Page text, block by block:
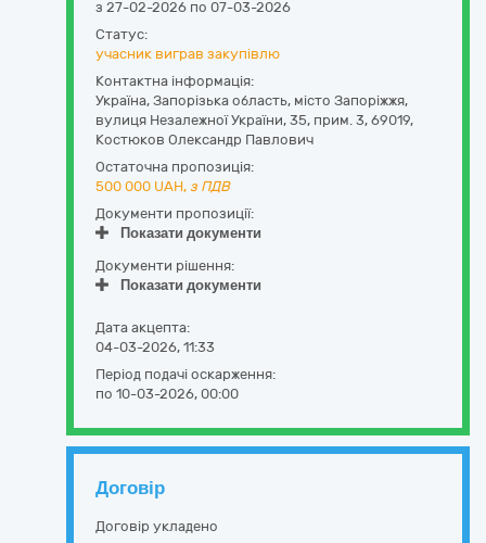
з 27-02-2026 по 07-03-2026
Статус:
учасник виграв закупівлю
Контактна інформація:
Україна, Запорізька область, місто Запоріжжя,
вулиця Незалежної України, 35, прим. 3, 69019,
Костюков Олександр Павлович
Остаточна пропозиція:
500 000 UAH, з ПДВ
Документи пропозиції:
Показати документи
Документи рішення:
Показати документи
Дата акцепта:
04-03-2026, 11:33
Період подачі оскарження:
по 10-03-2026, 00:00
Договір
Договір укладено